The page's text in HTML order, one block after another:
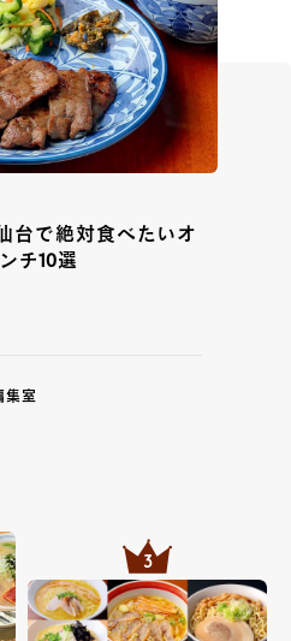
台で絶対食べたいオ
チ10選
集室